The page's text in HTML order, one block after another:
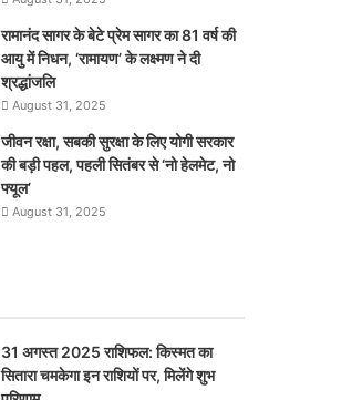
रामानंद सागर के बेटे प्रेम सागर का 81 वर्ष की
आयु में निधन, ‘रामायण’ के लक्ष्मण ने दी
श्रद्धांजलि
August 31, 2025
जीवन रक्षा, सबकी सुरक्षा के लिए योगी सरकार
की बड़ी पहल, पहली सितंबर से ‘नो हेलमेट, नो
फ्यूल’
August 31, 2025
31 अगस्त 2025 राशिफल: किस्मत का
सितारा चमकेगा इन राशियों पर, मिलेंगे शुभ